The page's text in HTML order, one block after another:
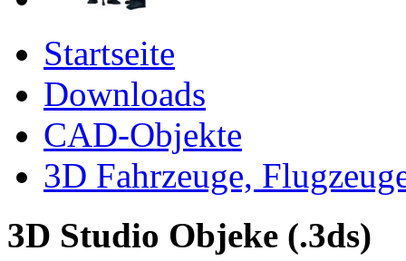
Startseite
Downloads
CAD-Objekte
3D Fahrzeuge,
3D Studio Objeke (.3ds)